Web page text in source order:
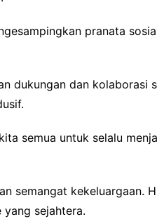
pranata
dukungan dan kolaborasi
semua untuk selalu
semangat kekeluargaan.
sejahtera.